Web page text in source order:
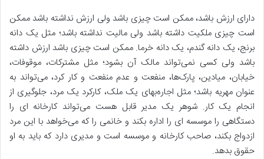
دارای ارزش باشد، ممکن است چیزی باشد ولی ارزش نداشته باشد ممکن
است چیزی ملکیت داشته باشد ولی مالیت نداشته باشد؛ مثل یک دانه
برنج، یک دانه گندم، یک دانه خرما. ممکن است چیزی باشد ارزش داشته
باشد ولی کسی نمی‌تواند مالک آن بشود؛ مثل مشترکات، موقوفات،
خیابان، میادین، پارک‌ها، منفعت و عدم منفعت و کار کرد، می‌تواند به
عنوان مهریه باشد؛ مثل اجاره‌بهای یک ملک، کارکرد یک مرد، جلوگیری از
انجام یک کار. شوهر یک مدیر قابل هست می‌تواند کارخانه ای را
دستگاهی را موسسه ای را اداره بکند و خانمی را که می‌‌خواهد با این مرد
ازدواج بکند، صاحب کارخانه و موسسه است و مدیری دارد که باید به او
حقوق بدهد.